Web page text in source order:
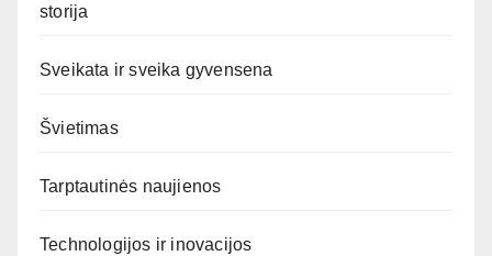
storija
Sveikata ir sveika gyvensena
Švietimas
Tarptautinės naujienos
Technologijos ir inovacijos